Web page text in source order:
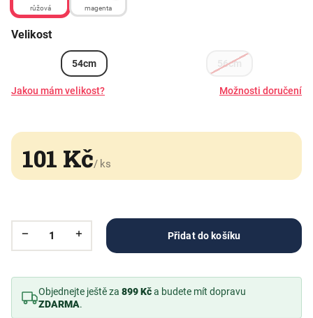
růžová magenta
Velikost
54cm 56cm
Jakou mám velikost? Možnosti doručení
101 Kč/ ks
Přidat do košíku
Objednejte ještě za 899 Kča budete mít dopravu
ZDARMA.